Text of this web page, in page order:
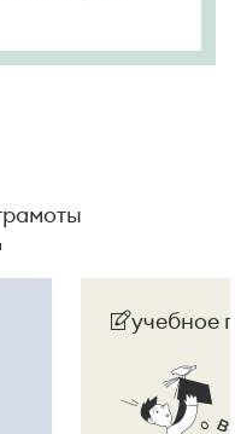
учебное